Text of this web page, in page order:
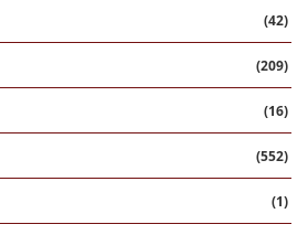
(42)
(209)
(16)
(552)
(1)